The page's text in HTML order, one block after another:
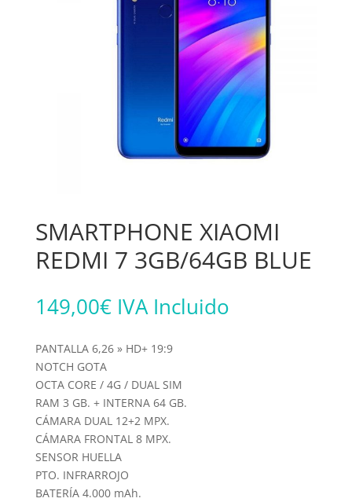
SMARTPHONE XIAOMI
REDMI 7 3GB/64GB BLUE
149,00€ IVA Incluido
PANTALLA 6,26 » HD+ 19:9
NOTCH GOTA
OCTA CORE / 4G / DUAL SIM
RAM 3 GB. + INTERNA 64 GB.
CÁMARA DUAL 12+2 MPX.
CÁMARA FRONTAL 8 MPX.
SENSOR HUELLA
PTO. INFRARROJO
BATERÍA 4.000 mAh.